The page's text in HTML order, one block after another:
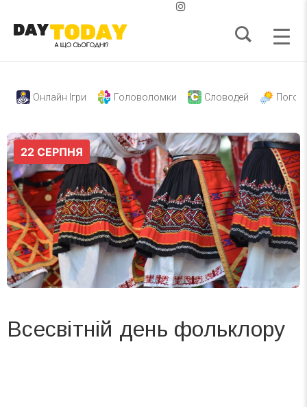
Онлайн Ігри Головоломки Словодей
Всесвітній день фольклору